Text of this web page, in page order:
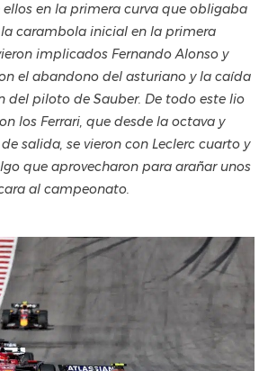
en la primera curva que obligaba
carambola inicial en la primera
implicados Fernando Alonso y
el abandono del asturiano y la caída
del piloto de Sauber. De todo este lio
los Ferrari, que desde la octava y
salida, se vieron con Leclerc cuarto y
que aprovecharon para arañar unos
al campeonato.